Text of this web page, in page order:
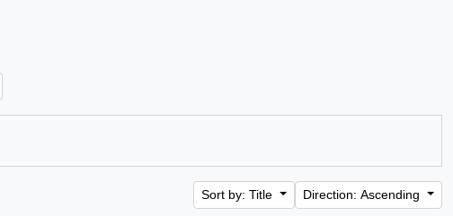
Sort by: Title Direction: Ascending